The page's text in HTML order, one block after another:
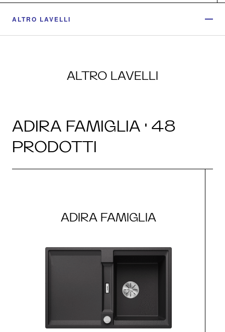
ALTRO LAVELLI
ALTRO LAVELLI
ADIRA FAMIGLIA · 48
PRODOTTI
ADIRA FAMIGLIA